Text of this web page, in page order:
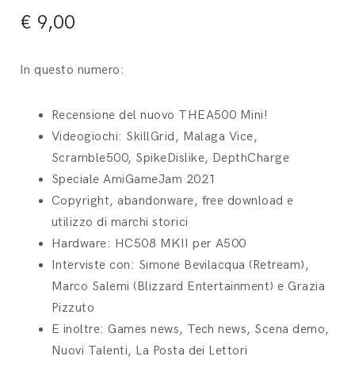
€ 9,00
In questo numero:
Recensione del nuovo THEA500 Mini!
Videogiochi: SkillGrid, Malaga Vice,
Scramble500, SpikeDislike, DepthCharge
Speciale AmiGameJam 2021
Copyright, abandonware, free download e
utilizzo di marchi storici
Hardware: HC508 MKII per A500
Interviste con: Simone Bevilacqua (Retream),
Marco Salemi (Blizzard Entertainment) e Grazia
Pizzuto
E inoltre: Games news, Tech news, Scena demo,
Nuovi Talenti, La Posta dei Lettori